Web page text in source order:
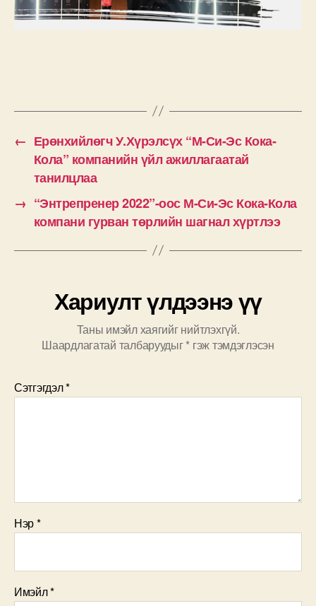
← Ерөнхийлөгч У.Хүрэлсүх “М-Си-Эс Кока-
Кола” компанийн үйл ажиллагаатай
танилцлаа
→ “Энтрепренер 2022”-оос М-Си-Эс Кока-Кола
компани гурван төрлийн шагнал хүртлээ
Хариулт үлдээнэ үү
Таны имэйл хаягийг нийтлэхгүй.
Шаардлагатай талбаруудыг* гэж тэмдэглэсэн
Сэтгэгдэл*
Нэр*
Имэйл*